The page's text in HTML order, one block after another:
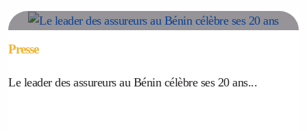
Presse
Le leader des assureurs au Bénin célèbre ses 20 ans...